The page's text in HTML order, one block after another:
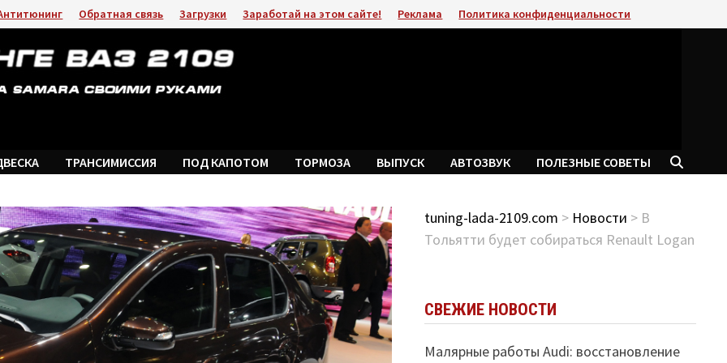
Обратная связь Загрузки Заработай на этом сайте! Реклама Политика конфиденциальности
ТРАНСИМИССИЯ ПОД КАПОТОМ ТОРМОЗА ВЫПУСК АВТОЗВУК ПОЛЕЗНЫЕ СОВЕТЫ
tuning-lada-2109.com > Новости > В
Тольятти будет собираться Renault Logan
СВЕЖИЕ НОВОСТИ
Малярные работы Audi: восстановление